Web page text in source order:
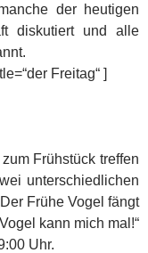
der heutigen
diskutiert und alle
Freitag“ ]
Frühstück treffen
unterschiedlichen
Frühe Vogel fängt
kann mich mal!“
Uhr.